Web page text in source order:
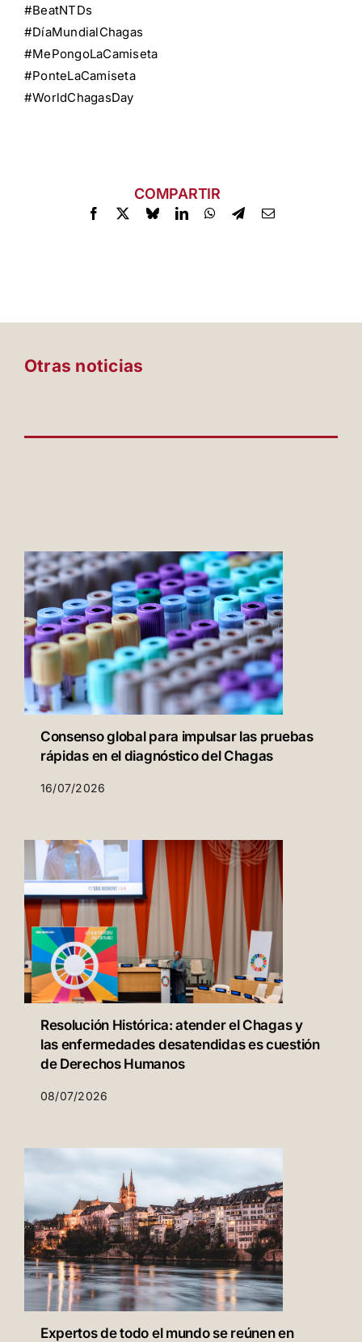
#BeatNTDs
#DíaMundialChagas
#MePongoLaCamiseta
#PonteLaCamiseta
#WorldChagasDay
COMPARTIR
Otras noticias
Consenso global para impulsar las pruebas
rápidas en el diagnóstico del Chagas
16/07/2026
Resolución Histórica: atender el Chagas y
las enfermedades desatendidas es cuestión
de Derechos Humanos
08/07/2026
Expertos de todo el mundo se reúnen en